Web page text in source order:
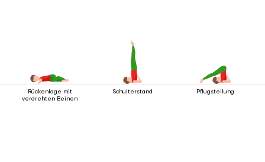
Rückenlage mit
verdrehten Beinen
Schulterstand Pflugstellung